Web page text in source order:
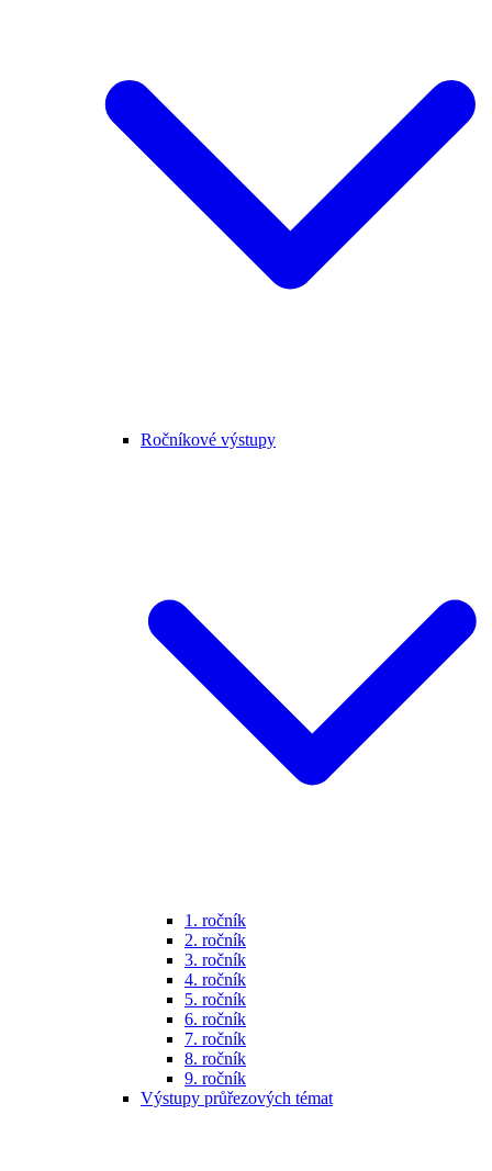
Ročníkové výstupy
1. ročník
2. ročník
3. ročník
4. ročník
5. ročník
6. ročník
7. ročník
8. ročník
9. ročník
Výstupy průřezových témat